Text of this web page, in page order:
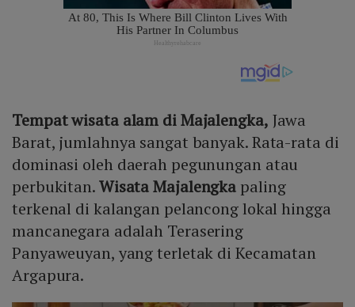
Tempat wisata alam di Majalengka, Jawa
Barat, jumlahnya sangat banyak. Rata-rata di
dominasi oleh daerah pegunungan atau
perbukitan.Wisata Majalengka paling
terkenal di kalangan pelancong lokal hingga
mancanegara adalah Terasering
Panyaweuyan, yang terletak di Kecamatan
Argapura.